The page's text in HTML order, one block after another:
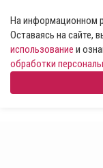
На информационном
Оставаясь на сайте,
использование и
обработки